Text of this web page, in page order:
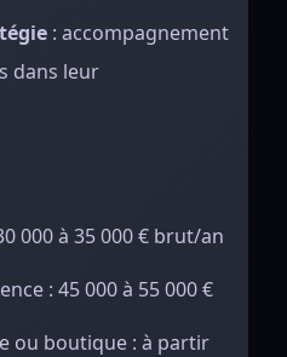
: accompagnement
dans leur
000 à 35 000 € brut/an
: 45 000 à 55 000 €
ou boutique : à partir